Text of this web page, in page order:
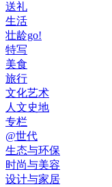
送礼
生活
壮龄go!
特写
美食
旅行
文化艺术
人文史地
专栏
@世代
生态与环保
时尚与美容
设计与家居